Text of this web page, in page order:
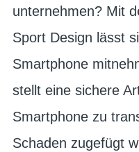
unternehmen? Mit
Sport Design lässt
Smartphone
stellt eine sichere
Smartphone zu
Schaden zugefügt